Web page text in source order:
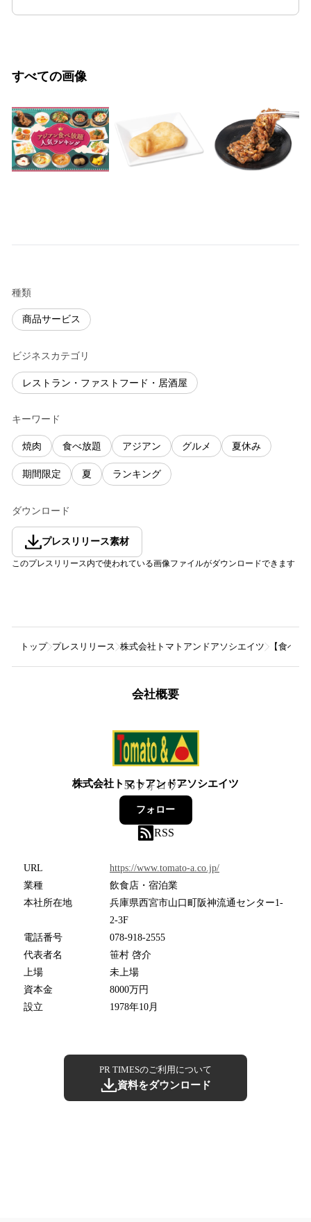
すべての画像
種類
商品サービス
ビジネスカテゴリ
レストラン・ファストフード・居酒屋
キーワード
焼肉 食べ放題 アジアン グルメ 夏休み
期間限定 夏 ランキング
ダウンロード
プレスリリース素材
このプレスリリース内で使われている画像ファイルがダウンロードできます
トップ プレスリリース 株式会社トマトアンドアソシエイツ 【食べ
会社概要
株式会社トマトアンドアソシエイツ
56フォロワー
フォロー
RSS
URL
https://www.tomato-a.co.jp/
業種
飲食店・宿泊業
本社所在地
兵庫県西宮市山口町阪神流通センター1-
2-3F
電話番号
078-918-2555
代表者名
笹村 啓介
上場
未上場
資本金
8000万円
設立
1978年10月
PR TIMESのご利用について
資料をダウンロード